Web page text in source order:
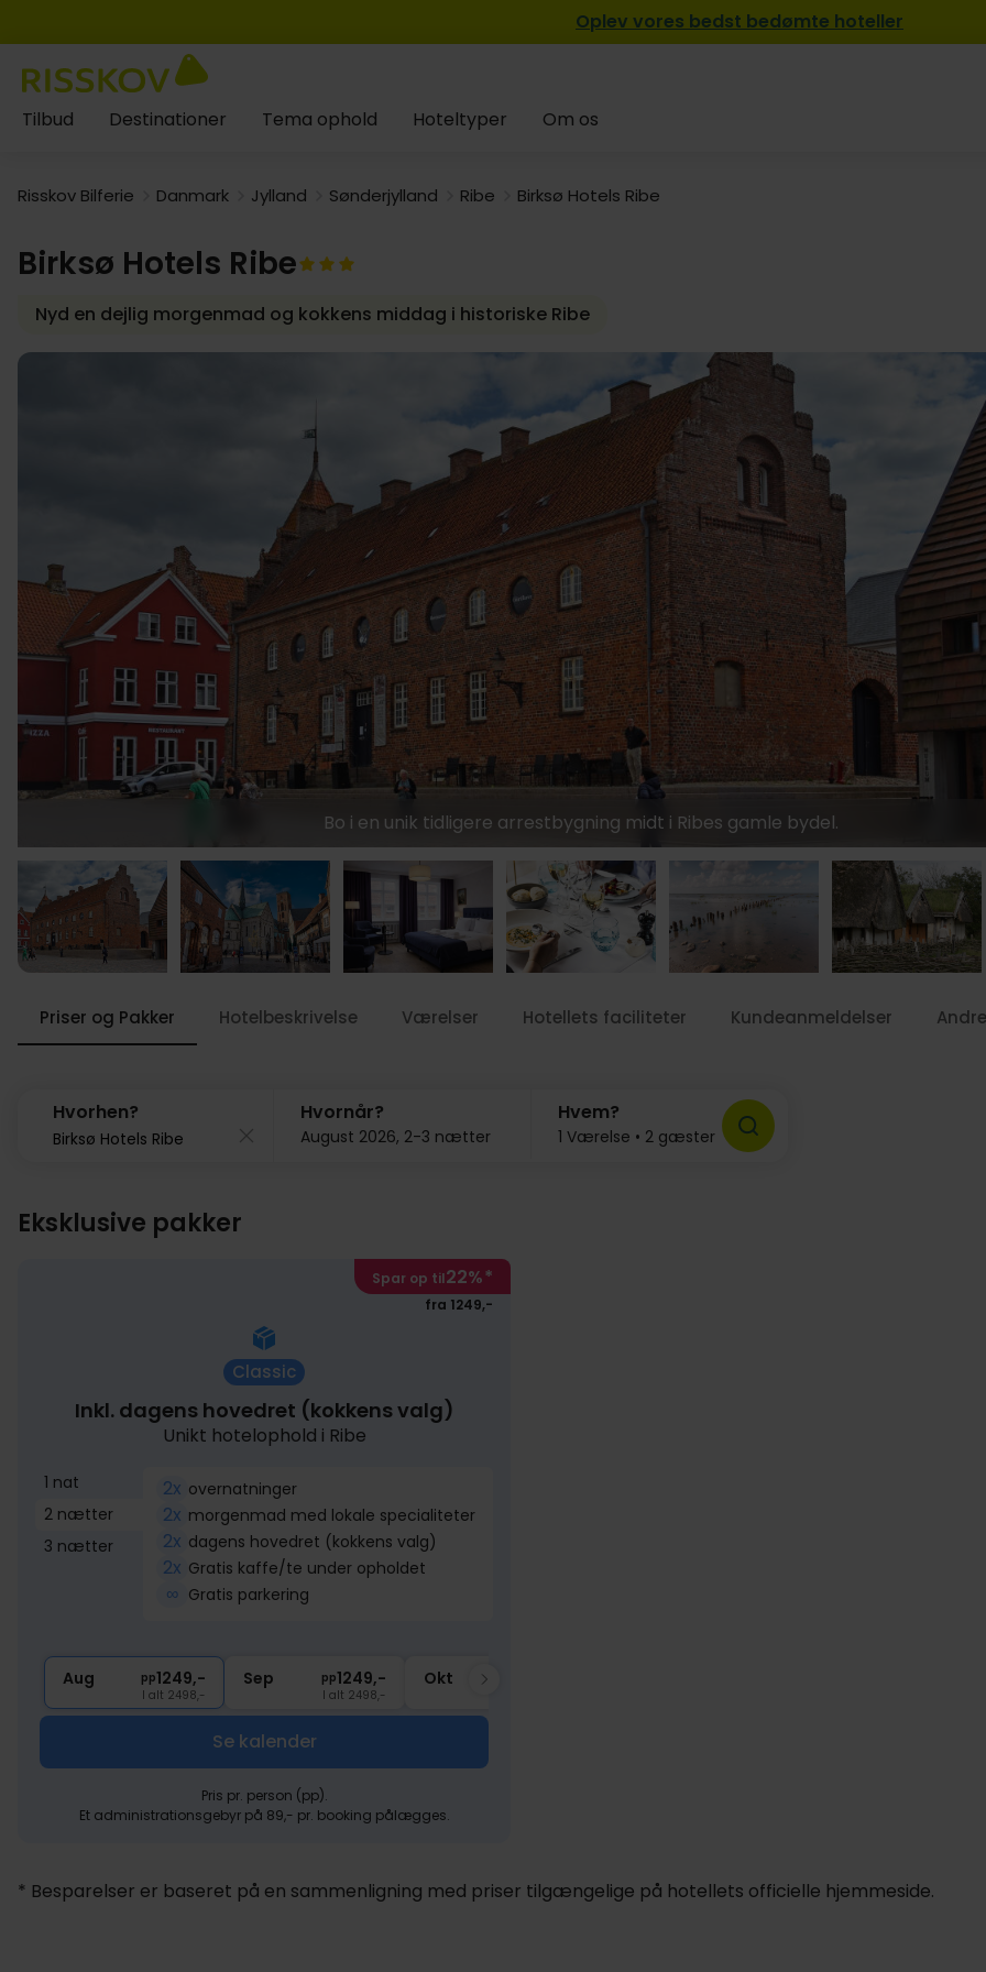
Oplev vores bedst bedømte hoteller
Tilbud Destinationer Tema ophold Hoteltyper Om os
Risskov Bilferie Danmark Jylland Sønderjylland Ribe Birksø Hotels Ribe
Birksø Hotels Ribe
Nyd en dejlig morgenmad og kokkens middag i historiske Ribe
Bo i en unik tidligere arrestbygning midt i Ribes gamle bydel.
Priser og Pakker Hotelbeskrivelse Værelser Hotellets faciliteter Kundeanmeldelser
Hvorhen? Hvornår?
August 2026, 2-3 nætter
Hvem?
1 Værelse • 2 gæster
Eksklusive pakker
Spar op til22%*
fra 1249,-
Classic
Inkl. dagens hovedret (kokkens valg)
Unikt hotelophold i Ribe
1 nat
2 nætter
3 nætter
2x overnatninger
2x morgenmad med lokale specialiteter
2x dagens hovedret (kokkens valg)
2x Gratis kaffe/te under opholdet
∞ Gratis parkering
Aug pp1249,-
I alt 2498,-
Sep pp1249,-
I alt 2498,-
Okt
Se kalender
Pris pr. person (pp).
Et administrationsgebyr på 89,- pr. booking pålægges.
* Besparelser er baseret på en sammenligning med priser tilgængelige på hotellets officielle hjemmeside.